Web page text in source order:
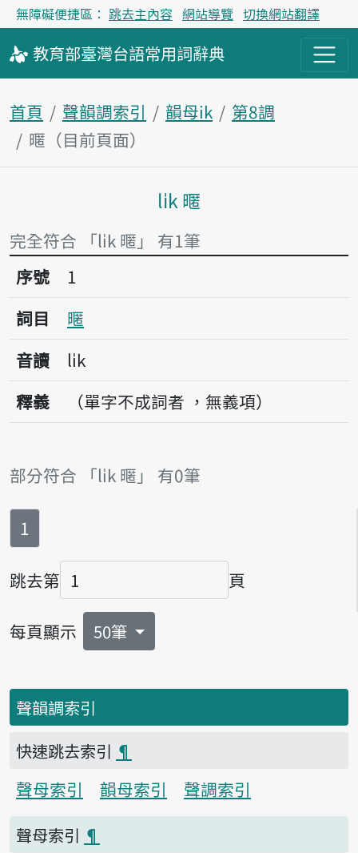
無障礙便捷區： 跳去主內容 網站導覽 切換網站翻譯
教育部臺灣台語常用詞辭典
首頁 聲韻調索引 韻母ik
第8調
暱（目前頁面）
主內容區塊
li̍k 暱
完全符合 「li̍k 暱」 有1筆
序號1暱
序號
1
詞目
暱
音讀
li̍k
釋義
（單字不成詞者 ，無義項）
部分符合 「li̍k 暱」 有0筆
第
1
跳去第
頁碼
頁
每頁顯示 50筆
聲韻調索引
快速跳去索引 ¶
聲母索引
韻母索引
聲調索引
聲母索引 ¶